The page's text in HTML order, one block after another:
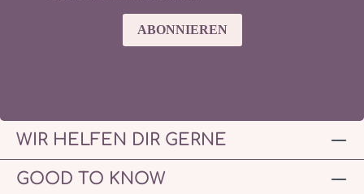
ABONNIEREN
WIR HELFEN DIR GERNE
GOOD TO KNOW